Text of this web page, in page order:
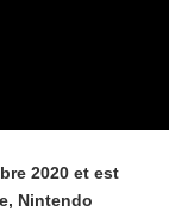
2020 et est
Nintendo